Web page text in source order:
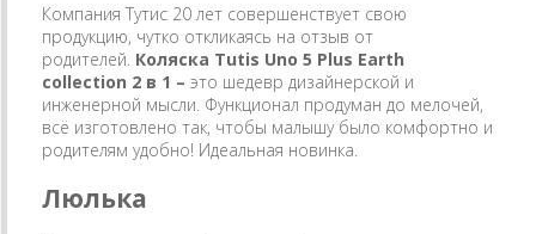
Компания Тутис 20 лет совершенствует свою
продукцию, чутко откликаясь на отзыв от
родителей. Коляска Tutis Uno 5 Plus Earth
collection 2 в 1 – это шедевр дизайнерской и
инженерной мысли. Функционал продуман до мелочей,
всё изготовлено так, чтобы малышу было комфортно и
родителям удобно! Идеальная новинка.
Люлька